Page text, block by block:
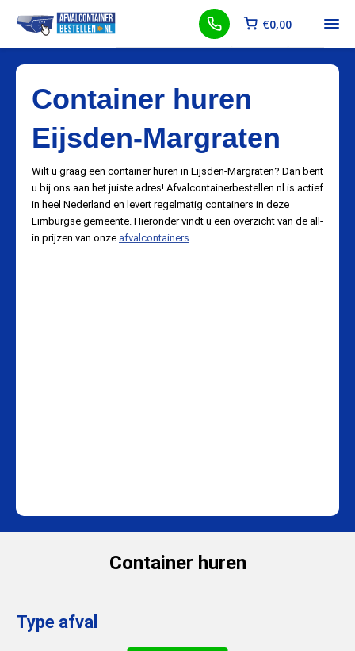
€0,00
Container huren
Eijsden-Margraten
Wilt u graag een container huren in Eijsden-Margraten? Dan bent
u bij ons aan het juiste adres! Afvalcontainerbestellen.nl is actief
in heel Nederland en levert regelmatig containers in deze
Limburgse gemeente. Hieronder vindt u een overzicht van de all-
in prijzen van onze afvalcontainers.
Container huren
Type afval